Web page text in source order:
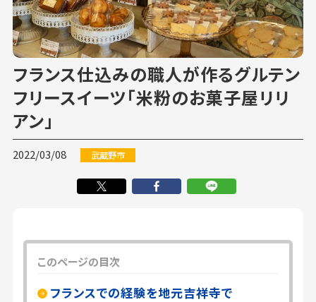
フランス仕込みの職人が作るグルテン
フリースイーツ「米粉のお菓子屋リリ
アン」
2022/03/08 武蔵野市
このページの目次
フランスでの経験を地元吉祥寺で